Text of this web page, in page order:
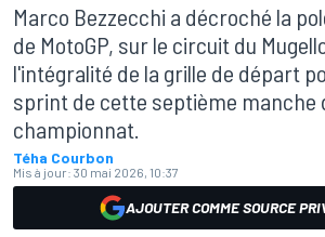
Marco Bezzecchi a décroché la
de MotoGP, sur le circuit du
l'intégralité de la grille de départ
sprint de cette septième manche
championnat.
Téha Courbon
Mis à jour: 30 mai 2026, 10:37
AJOUTER COMME SOURCE